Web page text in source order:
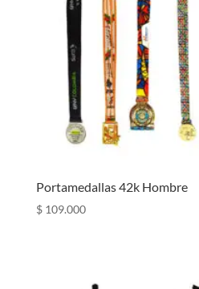
Portamedallas 42k Hombre
$109.000